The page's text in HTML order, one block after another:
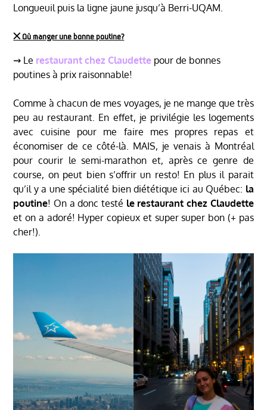
Longueuil puis la ligne jaune jusqu’à Berri-UQAM.
྾ Où manger une bonne poutine?
⇝ Le restaurant chez Claudette pour de bonnes
poutines à prix raisonnable!
Comme à chacun de mes voyages, je ne mange que très
peu au restaurant. En effet, je privilégie les logements
avec cuisine pour me faire mes propres repas et
économiser de ce côté-là. MAIS, je venais à Montréal
pour courir le semi-marathon et, après ce genre de
course, on peut bien s’offrir un resto! En plus il parait
qu’il y a une spécialité bien diététique ici au Québec: la
poutine! On a donc testé le restaurant chez Claudette
et on a adoré! Hyper copieux et super super bon (+ pas
cher!).